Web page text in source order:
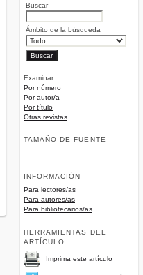
Buscar
Ámbito de la búsqueda
Examinar
Por número
Por autor/a
Por título
Otras revistas
TAMAÑO DE FUENTE
INFORMACIÓN
Para lectores/as
Para autores/as
Para bibliotecarios/as
HERRAMIENTAS DEL
ARTÍCULO
Imprima este artículo